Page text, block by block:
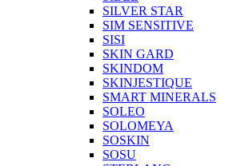
SILVER STAR
SIM SENSITIVE
SISI
SKIN GARD
SKINDOM
SKINJESTIQUE
SMART MINERALS
SOLEO
SOLOMEYA
SOSKIN
SOSU